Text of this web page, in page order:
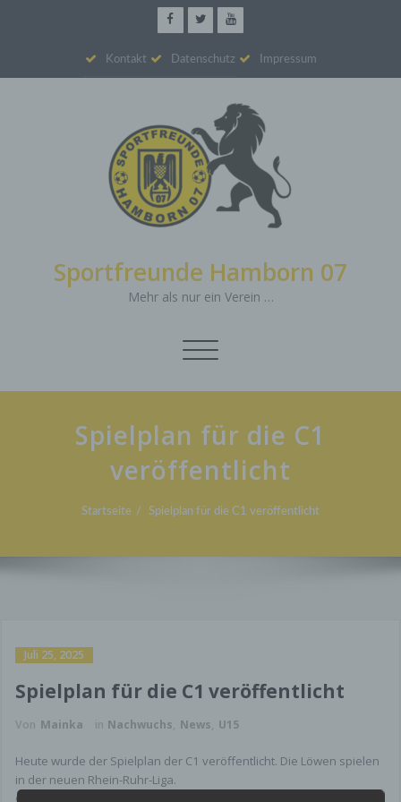
Kontakt Datenschutz Impressum
Sportfreunde Hamborn 07
Mehr als nur ein Verein …
Schalte
Spielplan für die C1
veröffentlicht
Startseite Spielplan für die C1 veröffentlicht
Juli 25, 2025
Spielplan für die C1 veröffentlicht
Von Mainka in Nachwuchs, News, U15
Heute wurde der Spielplan der C1 veröffentlicht. Die Löwen spielen
in der neuen Rhein-Ruhr-Liga.
Gegner sind die U14 Mannschaften von SG Schönebeck, FSV